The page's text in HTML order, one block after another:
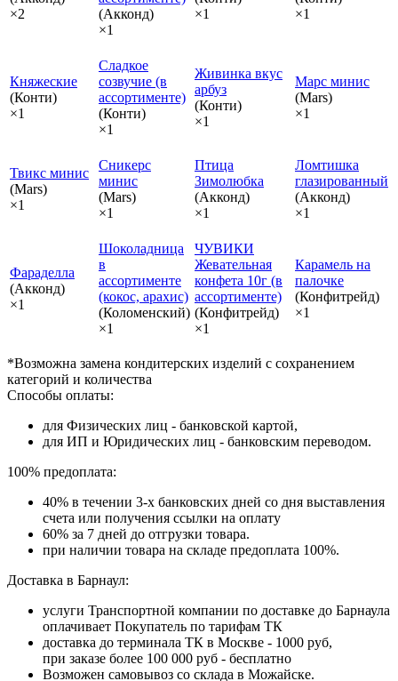
×2
(Акконд)
×1
×1
×1
Княжеские
(Конти)
×1
Сладкое
созвучие (в
ассортименте)
(Конти)
×1
Живинка вкус
арбуз
(Конти)
×1
Марс минис
(Mars)
×1
Твикс минис
(Mars)
×1
Сникерс
минис
(Mars)
×1
Птица
Зимолюбка
(Акконд)
×1
Ломтишка
глазированный
(Акконд)
×1
Фараделла
(Акконд)
×1
Шоколадница
в
ассортименте
(кокос, арахис)
(Коломенский)
×1
ЧУВИКИ
Жевательная
конфета 10г (в
ассортименте)
(Конфитрейд)
×1
Карамель на
палочке
(Конфитрейд)
×1
*Возможна замена кондитерских изделий с сохранением
категорий и количества
Способы оплаты:
для Физических лиц - банковской картой,
для ИП и Юридических лиц - банковским переводом.
100% предоплата:
40% в течении 3-х банковских дней со дня выставления
счета или получения ссылки на оплату
60% за 7 дней до отгрузки товара.
при наличии товара на складе предоплата 100%.
Доставка в Барнаул:
услуги Транспортной компании по доставке до Барнаула
оплачивает Покупатель по тарифам ТК
доставка до терминала ТК в Москве - 1000 руб,
при заказе более 100 000 руб - бесплатно
Возможен самовывоз со склада в Можайске.